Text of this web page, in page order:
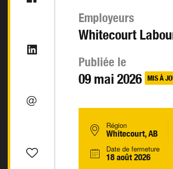
Employeurs
Whitecourt
Publiée le
09 mai 2026 MIS À
Région
Whitecourt, AB
Date de fermeture
18 août 2026